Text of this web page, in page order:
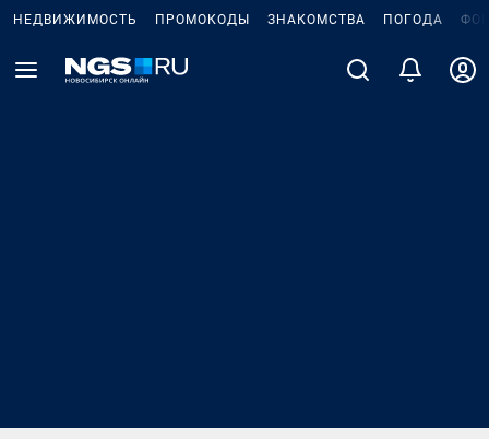
НЕДВИЖИМОСТЬ ПРОМОКОДЫ ЗНАКОМСТВА ПОГОДА